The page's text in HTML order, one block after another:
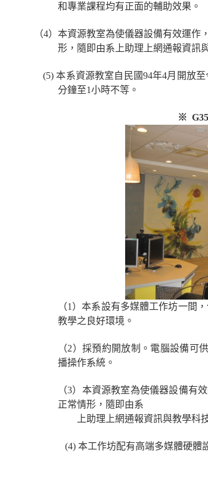
和專業課程均有正面的輔助效果。
（4）本資源教室為使儀器設備有效運作，以
形，隨即由系上助理上網通報資訊
(5) 本系資源教室自民國94年4月開放至今，
分鐘至1小時不等。
※
（1）本系設有多媒體工作坊一間
教學之良好環境。
（2）採預約開放制。電腦設備可
播操作系統。
（3）本資源教室為使儀器設備有
正常情形，隨即由系
上助理上網通報資訊與教學科技
(4) 本工作坊配有高端多媒體硬體